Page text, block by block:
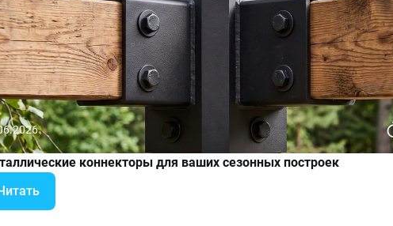
коннекторы для ваших сезонных построек